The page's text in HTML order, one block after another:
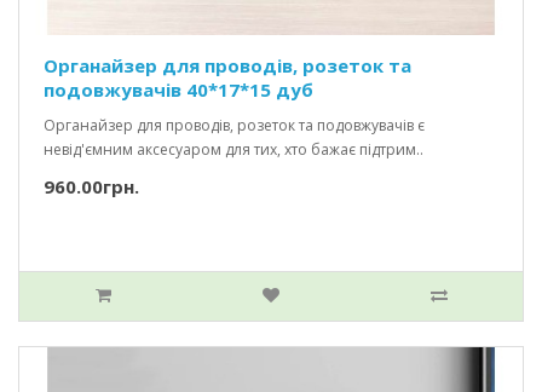
Органайзер для проводів, розеток та
подовжувачів 40*17*15 дуб
Органайзер для проводів, розеток та подовжувачів є
невід'ємним аксесуаром для тих, хто бажає підтрим..
960.00грн.